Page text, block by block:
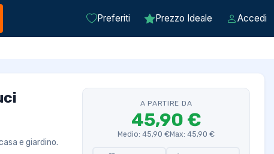
Preferiti Prezzo Ideale Accedi
e giardino.
A PARTIRE DA
45,90 €
Medio: 45,90 €Max: 45,90 €